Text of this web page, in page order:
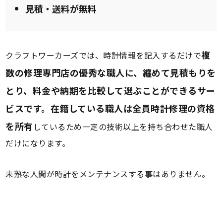
見積・送料が無料
クラフトワーカーズでは、時計情報を記入するだけで複
数の修理専門店の優秀な職人に、纏めて見積もりを
とり、料金や納期を比較して選ぶことができるサー
ビスです。在籍している職人は全員時計修理の資格
を所有 しているため一定の技術以上を持ち合わせた職人
だけになります。
未熟な人間が時計をメンテナンスする事はありません。